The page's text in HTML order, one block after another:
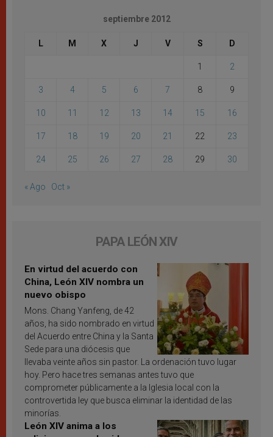
septiembre 2012
L M X J V S D
1 2
3 4 5 6 7 8 9
10 11 12 13 14 15 16
17 18 19 20 21 22 23
24 25 26 27 28 29 30
« Ago Oct »
PAPA LEÓN XIV
En virtud del acuerdo con
China, León XIV nombra un
nuevo obispo
Mons. Chang Yanfeng, de 42
años, ha sido nombrado en virtud
del Acuerdo entre China y la Santa
Sede para una diócesis que
llevaba veinte años sin pastor. La ordenación tuvo lugar
hoy. Pero hace tres semanas antes tuvo que
comprometer públicamente a la Iglesia local con la
controvertida ley que busca eliminar la identidad de las
minorías.
León XIV anima a los